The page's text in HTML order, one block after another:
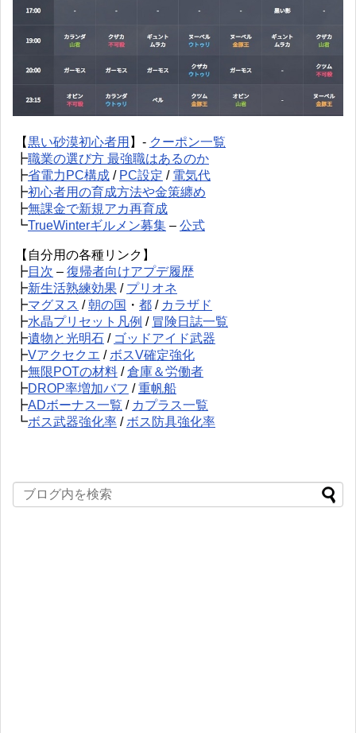
【黒い砂漠初心者用 】- クーポン一覧
┣職業の選び方 最強職はあるのか
┣省電力PC構成 / PC設定 / 電気代
┣初心者用の育成方法や金策纏め
┣無課金で新規アカ再育成
┗TrueWinterギルメン募集 – 公式
【自分用の各種リンク】
┣目次 – 復帰者向けアプデ履歴
┣新生活熟練効果 / プリオネ
┣マグヌス /朝の国 ・ 都 / カラザド
┣水晶プリセット凡例 / 冒険日誌一覧
┣遺物と光明石 / ゴッドアイド武器
┣Vアクセクエ / ボスV確定強化
┣無限POTの材料 /倉庫＆労働者
┣DROP率増加バフ /重帆船
┣ADボーナス一覧 / カプラス一覧
┗ボス武器強化率 / ボス防具強化率